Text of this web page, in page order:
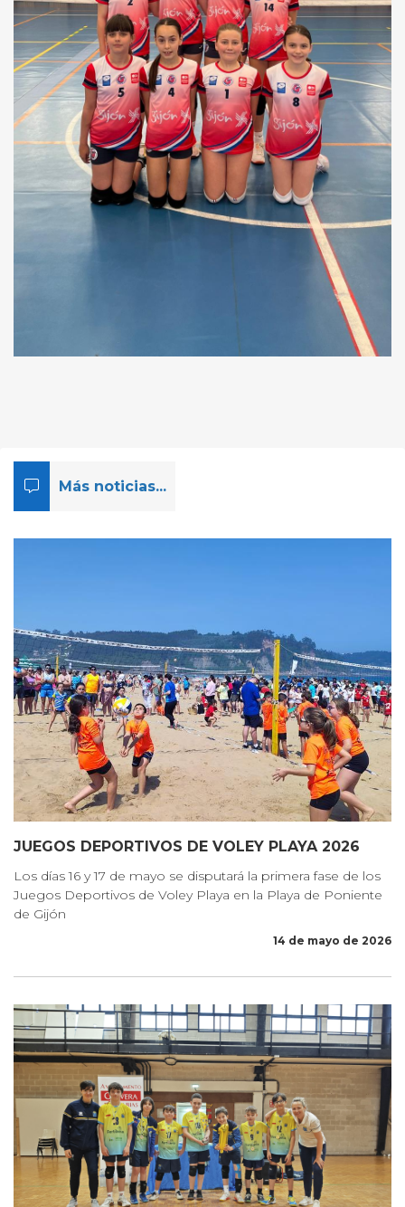
Más noticias...
JUEGOS DEPORTIVOS DE VOLEY PLAYA 2026
Los días 16 y 17 de mayo se disputará la primera fase de los
Juegos Deportivos de Voley Playa en la Playa de Poniente
de Gijón
14 de mayo de 2026